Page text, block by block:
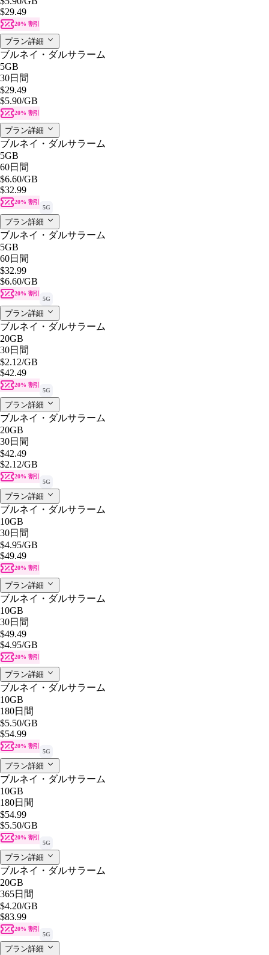
$29.49
20% 割引
プラン詳細
ブルネイ・ダルサラーム
5GB
30日間
$29.49
$5.90/GB
20% 割引
プラン詳細
ブルネイ・ダルサラーム
5GB
60日間
$6.60/GB
$32.99
20% 割引
5G
プラン詳細
ブルネイ・ダルサラーム
5GB
60日間
$32.99
$6.60/GB
20% 割引
5G
プラン詳細
ブルネイ・ダルサラーム
20GB
30日間
$2.12/GB
$42.49
20% 割引
5G
プラン詳細
ブルネイ・ダルサラーム
20GB
30日間
$42.49
$2.12/GB
20% 割引
5G
プラン詳細
ブルネイ・ダルサラーム
10GB
30日間
$4.95/GB
$49.49
20% 割引
プラン詳細
ブルネイ・ダルサラーム
10GB
30日間
$49.49
$4.95/GB
20% 割引
プラン詳細
ブルネイ・ダルサラーム
10GB
180日間
$5.50/GB
$54.99
20% 割引
5G
プラン詳細
ブルネイ・ダルサラーム
10GB
180日間
$54.99
$5.50/GB
20% 割引
5G
プラン詳細
ブルネイ・ダルサラーム
20GB
365日間
$4.20/GB
$83.99
20% 割引
5G
プラン詳細